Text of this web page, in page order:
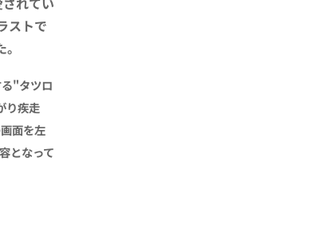
ストで
"タツロ
り疾走
面を左
となって